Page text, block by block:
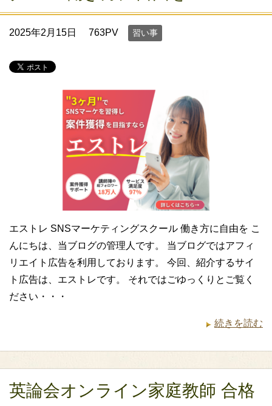
2025年2月15日 763PV 習い事
エストレ SNSマーケティングスクール 働き方に自由を こ
んにちは、当ブログの管理人です。 当ブログではアフィ
リエイト広告を利用しております。 今回、紹介するサイ
ト広告は、エストレです。 それではごゆっくりとご覧く
ださい・・・
続きを読む
英論会オンライン家庭教師 合格